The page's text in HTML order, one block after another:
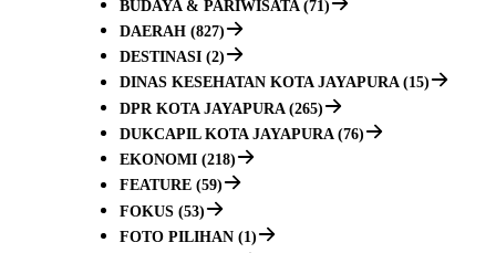
BUDAYA & PARIWISATA (71)
DAERAH (827)
DESTINASI (2)
DINAS KESEHATAN KOTA JAYAPURA (15)
DPR KOTA JAYAPURA (265)
DUKCAPIL KOTA JAYAPURA (76)
EKONOMI (218)
FEATURE (59)
FOKUS (53)
FOTO PILIHAN (1)